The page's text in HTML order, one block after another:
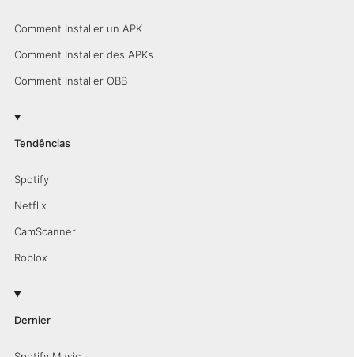
Comment Installer un APK
Comment Installer des APKs
Comment Installer OBB
Tendências
Spotify
Netflix
CamScanner
Roblox
Dernier